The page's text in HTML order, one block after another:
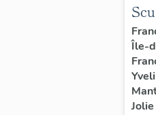
: la
Île-
Jolie